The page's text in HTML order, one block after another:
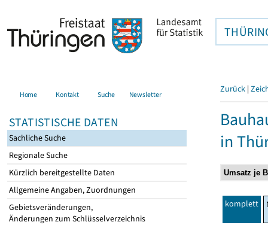
Home Kontakt Suche Newsletter
STATISTISCHE DATEN
Sachliche Suche
Regionale Suche
Kürzlich bereitgestellte Daten
Allgemeine Angaben, Zuordnungen
Gebietsveränderungen,
Änderungen zum Schlüsselverzeichnis
Zurück |
in
komplett